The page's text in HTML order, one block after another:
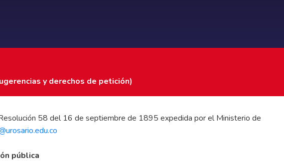
y derechos de petición)
58 del 16 de septiembre de 1895 expedida por el Ministerio de
pública